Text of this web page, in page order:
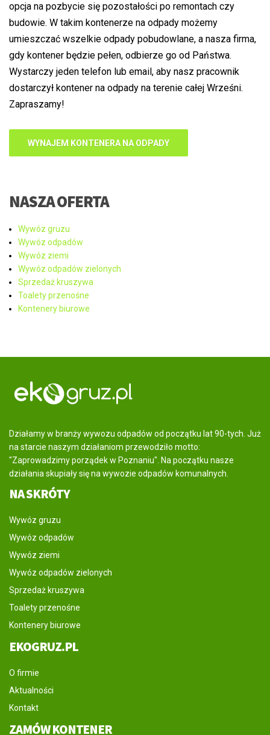
opcja na pozbycie się pozostałości po remontach czy
budowie. W takim kontenerze na odpady możemy
umieszczać wszelkie odpady pobudowlane, a nasza firma,
gdy kontener będzie pełen, odbierze go od Państwa.
Wystarczy jeden telefon lub email, aby nasz pracownik
dostarczył kontener na odpady na terenie całej Wrześni.
Zapraszamy!
WYNAJEM KONTENERA NA ODPADY
NASZA OFERTA
Wywóz gruzu
Wywóz odpadów
Wywóz ziemi
Wywóz odpadów zielonych
Sprzedaż kruszywa
Toalety przenośne
Kontenery biurowe
Działamy w branży wywozu odpadów od początku lat 90-tych. Już
na starcie naszym działaniom przewodziło motto:
"Zaprowadzimy porządek w Poznaniu". Na początku nasze
działania skupiały się na wywozie odpadów komunalnych.
NA SKRÓTY
Wywóz gruzu
Wywóz odpadów
Wywóz ziemi
Wywóz odpadów zielonych
Sprzedaż kruszywa
Toalety przenośne
Kontenery biurowe
EKOGRUZ.PL
O firmie
Aktualności
Kontakt
ZAMÓW KONTENER